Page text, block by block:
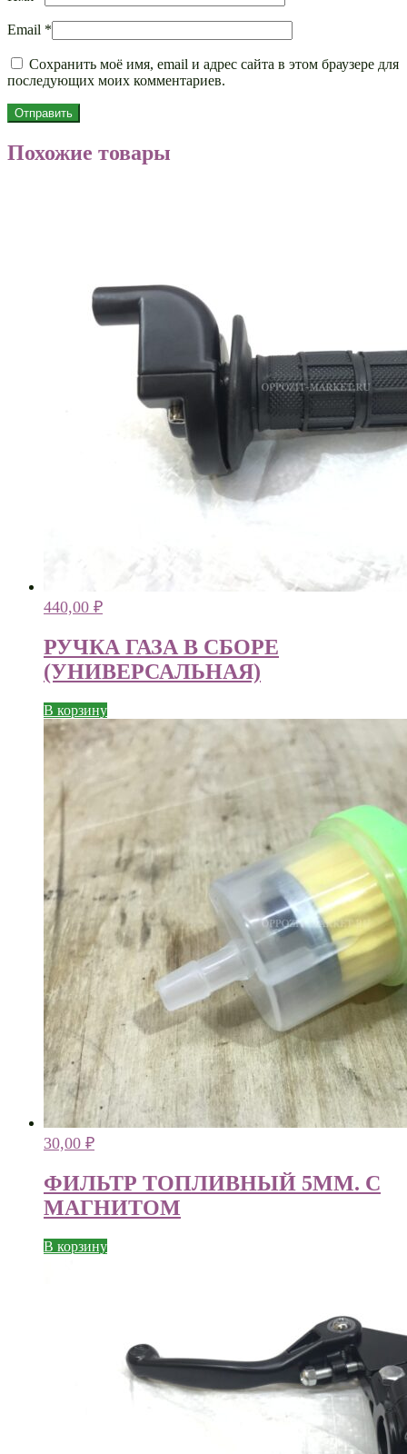
Email *
Сохранить моё имя, email и адрес сайта в этом браузере для
последующих моих комментариев.
Похожие товары
440,00 ₽
РУЧКА ГАЗА В СБОРЕ
(УНИВЕРСАЛЬНАЯ)
В корзину
30,00 ₽
ФИЛЬТР ТОПЛИВНЫЙ 5ММ. С
МАГНИТОМ
В корзину